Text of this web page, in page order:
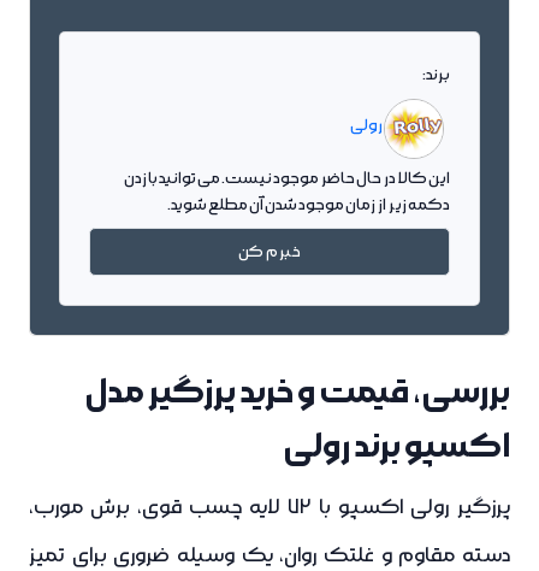
برند:
رولی
این کالا در حال حاضر موجود نیست. می توانید با زدن
دکمه زیر از زمان موجود شدن آن مطلع شوید.
خبرم کن
بررسی، قیمت و خرید پرزگیر مدل
اکسپو برند رولی
پرزگیر رولی اکسپو با 72 لایه چسب قوی، برش مورب،
دسته مقاوم و غلتک روان، یک وسیله ضروری برای تمیز